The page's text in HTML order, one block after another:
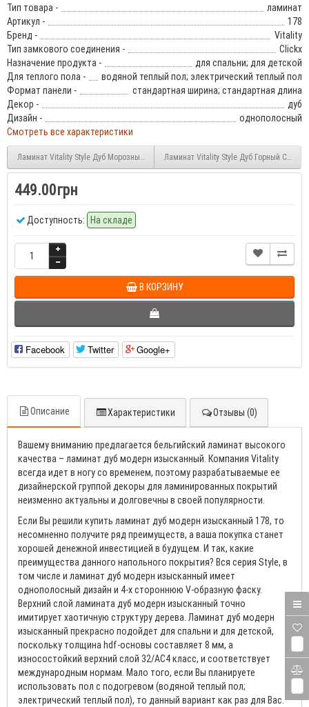
Тип товара -
ламинат
Артикул -
178
Бренд -
Vitality
Тип замкового соединения -
Clickx
Назначение продукта -
для спальни; для детской
Для теплого пола -
водяной теплый пол; электрический теплый пол
Формат панели -
стандартная ширина; стандартная длина
Декор -
дуб
Дизайн -
однополосный
Смотреть все характеристики
Ламинат Vitality Style Дуб Морозный (177) 32 классЛаминат Vitality Style Дуб Горный Серый
449.00грн
Доступность: На складе
В КОРЗИНУ
Facebook Twitter Google+
Описание Характеристики Отзывы (0)
Вашему вниманию предлагается бельгийский ламинат высокого
качества – ламинат дуб модерн изысканный. Компания Vitality
всегда идет в ногу со временем, поэтому разрабатываемые ее
дизайнерской группой декоры для ламинированных покрытий
неизменно актуальны и долговечны в своей популярности.
Если Вы решили купить ламинат дуб модерн изысканный 178, то
несомненно получите ряд преимуществ, а ваша покупка станет
хорошей денежной инвестицией в будущем. И так, какие
преимущества данного напольного покрытия? Вся серия Style, в
том числе и ламинат дуб модерн изысканный имеет
однополосный дизайн и 4-х стороннюю V-образную фаску.
Верхний слой ламината дуб модерн изысканный точно
имитирует хаотичную структуру дерева. Ламинат дуб модерн
изысканный прекрасно подойдет для спальни и для детской,
поскольку толщина hdf-основы составляет 8 мм, а
износостойкий верхний слой 32/AC4 класс, и соответствует
международным нормам. Мало того, если Вы планируете
использовать пол с подогревом (водяной теплый пол;
электрический теплый пол), то данный вариант как раз для Вас.